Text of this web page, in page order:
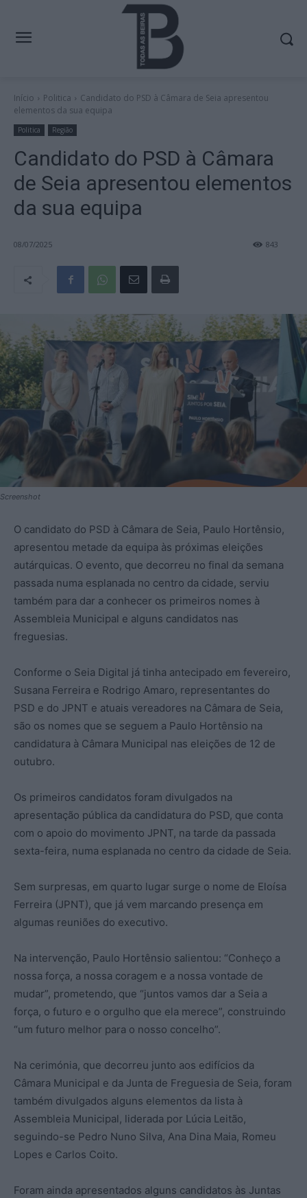
Início Politica
Candidato do PSD à Câmara de Seia apresentou
elementos da sua equipa
Politica Região
Candidato do PSD à Câmara
de Seia apresentou elementos
da sua equipa
08/07/2025 843
Screenshot
O candidato do PSD à Câmara de Seia, Paulo Hortênsio,
apresentou metade da equipa às próximas eleições
autárquicas. O evento, que decorreu no final da semana
passada numa esplanada no centro da cidade, serviu
também para dar a conhecer os primeiros nomes à
Assembleia Municipal e alguns candidatos nas
freguesias.
Conforme o Seia Digital já tinha antecipado em fevereiro,
Susana Ferreira e Rodrigo Amaro, representantes do
PSD e do JPNT e atuais vereadores na Câmara de Seia,
são os nomes que se seguem a Paulo Hortênsio na
candidatura à Câmara Municipal nas eleições de 12 de
outubro.
Os primeiros candidatos foram divulgados na
apresentação pública da candidatura do PSD, que conta
com o apoio do movimento JPNT, na tarde da passada
sexta-feira, numa esplanada no centro da cidade de Seia.
Sem surpresas, em quarto lugar surge o nome de Eloísa
Ferreira (JPNT), que já vem marcando presença em
algumas reuniões do executivo.
Na intervenção, Paulo Hortênsio salientou: “Conheço a
nossa força, a nossa coragem e a nossa vontade de
mudar”, prometendo, que “juntos vamos dar a Seia a
força, o futuro e o orgulho que ela merece”, construindo
“um futuro melhor para o nosso concelho”.
Na cerimónia, que decorreu junto aos edifícios da
Câmara Municipal e da Junta de Freguesia de Seia, foram
também divulgados alguns elementos da lista à
Assembleia Municipal, liderada por Lúcia Leitão,
seguindo-se Pedro Nuno Silva, Ana Dina Maia, Romeu
Lopes e Carlos Coito.
Foram ainda apresentados alguns candidatos às Juntas